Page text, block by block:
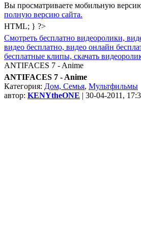
Вы просматриваете мобильную
полную версию сайта.
HTML; } ?>
Смотреть бесплатно видеоролики,
видео бесплатно, видео онлайн
бесплатные клипы, скачать
ANTIFACES 7 - Anime
ANTIFACES 7 - Anime
Категория: Дом, Семья, Мультфильмы
автор: KENYtheONE | 30-04-2011,